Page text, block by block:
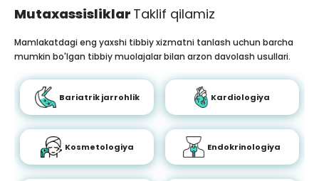
Mutaxassisliklar Taklif qilamiz
Mamlakatdagi eng yaxshi tibbiy xizmatni tanlash uchun barcha
mumkin bo'lgan tibbiy muolajalar bilan arzon davolash usullari.
Bariatrik jarrohlik Kardiologiya
Kosmetologiya Endokrinologiya